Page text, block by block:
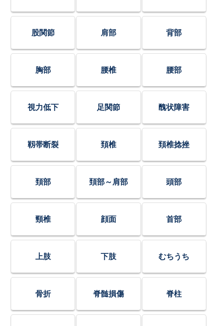
股関節 肩部 背部
胸部 腰椎 腰部
視力低下 足関節 醜状障害
靱帯断裂 頚椎 頚椎捻挫
頚部 頚部～肩部 頭部
頸椎 顔面 首部
上肢 下肢 むちうち
骨折 脊髄損傷 脊柱